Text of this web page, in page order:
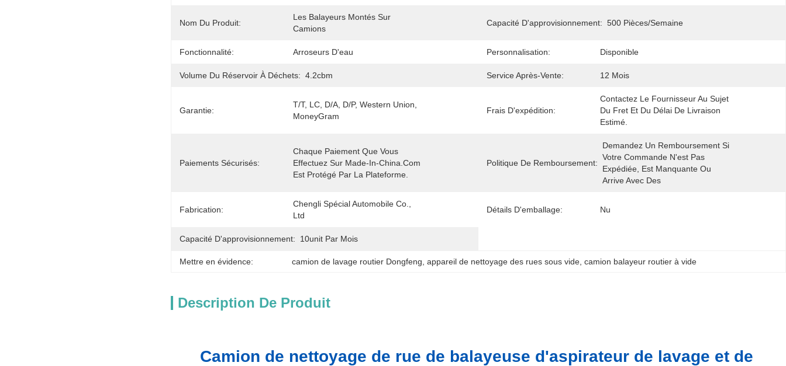
Nom Du Produit:
Les Balayeurs Montés Sur
Camions
Capacité D'approvisionnement: 500 Pièces/semaine
Fonctionnalité: Arroseurs D'eau Personnalisation: Disponible
Volume Du Réservoir À Déchets: 4.2cbm Service Après-Vente: 12 Mois
Garantie:
T/T, LC, D/A, D/P, Western Union,
MoneyGram
Frais D'expédition:
Contactez Le Fournisseur Au Sujet
Du Fret Et Du Délai De Livraison
Estimé.
Paiements Sécurisés:
Chaque Paiement Que Vous
Effectuez Sur Made-In-China.com
Est Protégé Par La Plateforme.
Politique De Remboursement:
Demandez Un Remboursement Si
Votre Commande N'est Pas
Expédiée, Est Manquante Ou
Arrive Avec Des
Fabrication:
Chengli Spécial Automobile Co.,
Ltd
Détails D'emballage: Nu
Capacité D'approvisionnement: 10unit Par Mois
Mettre en évidence: camion de lavage routier Dongfeng appareil de nettoyage des rues sous vide camion balayeur routier à vide
Description De Produit
Camion de nettoyage de rue de balayeuse d'aspirateur de lavage et de